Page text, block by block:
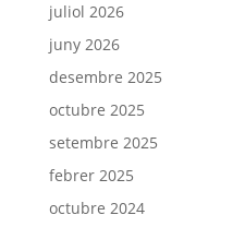
juliol 2026
juny 2026
desembre 2025
octubre 2025
setembre 2025
febrer 2025
octubre 2024